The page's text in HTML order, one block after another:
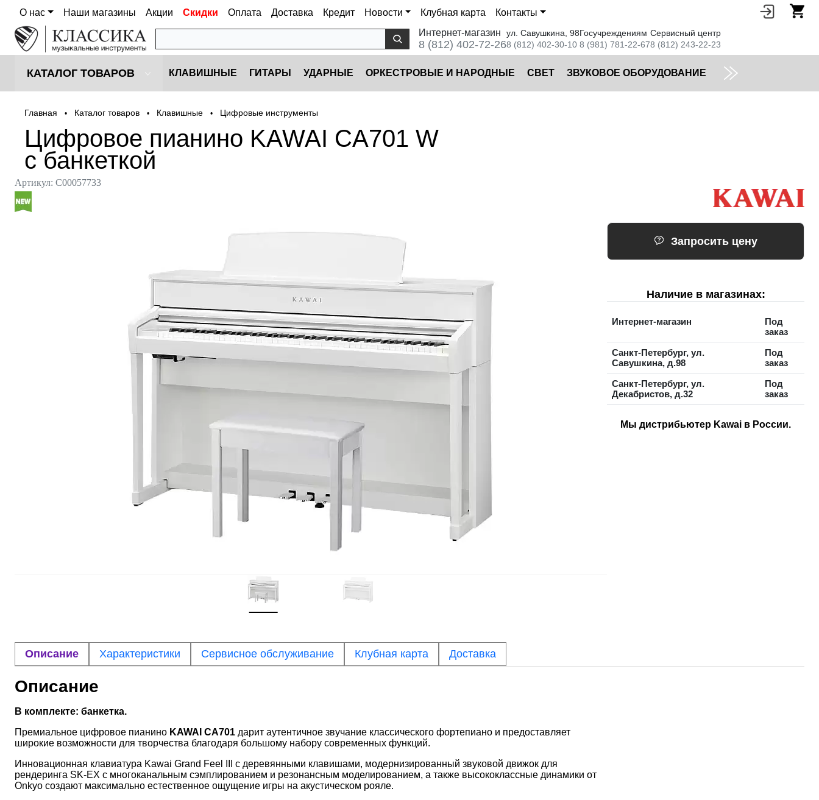
О нас Наши магазины Акции Скидки Оплата Доставка Кредит Новости Клубная карта
Контакты
Интернет-магазин
8 (812) 402-72-26
ул. Савушкина, 98
8 (812) 402-30-10
Госучреждениям
8 (981) 781-22-67
Сервисный центр
8 (812) 243-22-23
КАТАЛОГ ТОВАРОВ КЛАВИШНЫЕ ГИТАРЫ УДАРНЫЕ ОРКЕСТРОВЫЕ И НАРОДНЫЕ CВЕТ ЗВУКОВОЕ ОБОРУДОВАНИЕ
Главная • Каталог товаров • Клавишные • Цифровые инструменты
Цифровое пианино KAWAI CA701 W
с банкеткой
Артикул: С00057733
Запросить цену
Наличие в магазинах:
Интернет-магазин
Под
заказ
Санкт-Петербург, ул.
Савушкина, д.98
Под
заказ
Санкт-Петербург, ул.
Декабристов, д.32
Под
заказ
Мы дистрибьютер Kawai в России.
Описание Характеристики Сервисное обслуживание Клубная карта Доставка
Описание
В комплекте: банкетка.
Премиальное цифровое пианино KAWAI CA701 дарит аутентичное звучание классического фортепиано и предоставляет
широкие возможности для творчества благодаря большому набору современных функций.
Инновационная клавиатура Kawai Grand Feel III с деревянными клавишами, модернизированный звуковой движок для
рендеринга SK-EX с многоканальным сэмплированием и резонансным моделированием, а также высококлассные динамики от
Onkyo создают максимально естественное ощущение игры на акустическом рояле.